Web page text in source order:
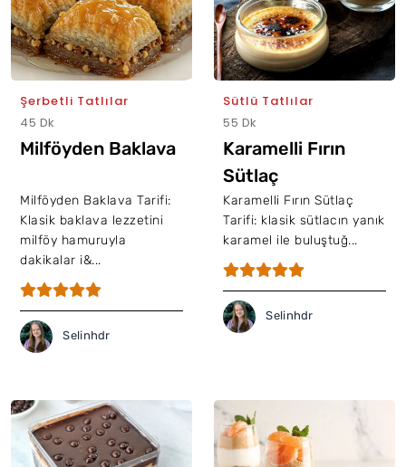
Şerbetli Tatlılar
45 Dk
Milföyden Baklava
Milföyden Baklava Tarifi:
Klasik baklava lezzetini
milföy hamuruyla
dakikalar i&...
Selinhdr
Sütlü Tatlılar
55 Dk
Karamelli Fırın
Sütlaç
Karamelli Fırın Sütlaç
Tarifi: klasik sütlacın yanık
karamel ile buluştuğ...
Selinhdr